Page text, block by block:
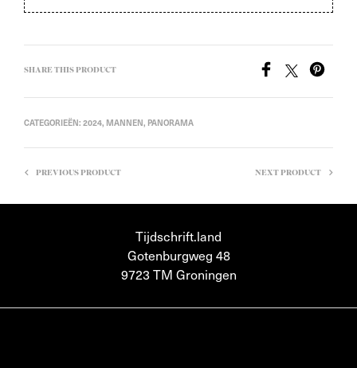
SHARE THIS PRODUCT
CATEGORIEËN: 2024, MANNEN, PANORAMA
PREVIOUS PRODUCT NEXT PRODUCT
Tijdschrift.land
Gotenburgweg 48
9723 TM Groningen